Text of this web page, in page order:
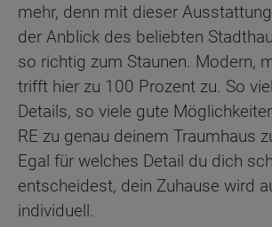
mehr, denn mit dieser
der Anblick des beliebten
so richtig zum Staunen. Modern,
trifft hier zu 100 Prozent zu. So
Details, so viele gute
RE zu genau deinem Traumhaus
Egal für welches Detail du dich
entscheidest, dein Zuhause wird
individuell.